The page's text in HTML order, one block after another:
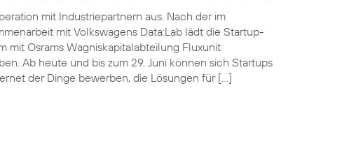
mit Industriepartnern aus. Nach der im
mit Volkswagens Data:Lab lädt die Startup-
mit Osrams Wagniskapitalabteilung Fluxunit
Ab heute und bis zum 29. Juni können sich Startups
der Dinge bewerben, die Lösungen für […]